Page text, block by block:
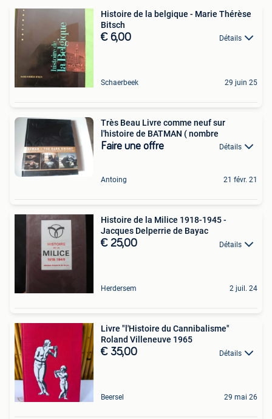
Histoire de la belgique - Marie Thérèse
Bitsch
€ 6,00 Détails
Schaerbeek 29 juin 25
Très Beau Livre comme neuf sur
l'histoire de BATMAN ( nombre
Faire une offre Détails
Antoing 21 févr. 21
Histoire de la Milice 1918-1945 -
Jacques Delperrie de Bayac
€ 25,00 Détails
Herdersem 2 juil. 24
Livre "l'Histoire du Cannibalisme"
Roland Villeneuve 1965
€ 35,00 Détails
Beersel 29 mai 26